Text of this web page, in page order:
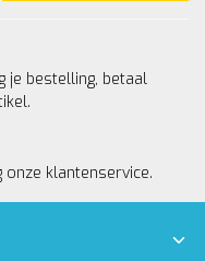
je bestelling, betaal
onze klantenservice.